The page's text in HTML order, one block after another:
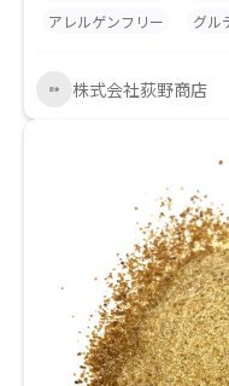
んにゃく粉特有の臭
アレルゲンフリー
グル
株式会社荻野商店